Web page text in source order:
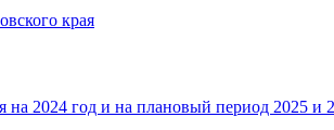
края
2024 год и на плановый период 2025 и